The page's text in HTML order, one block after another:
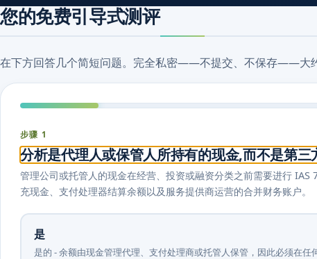
您的免费引导式测评
在下方回答几个简短问题。完全私密——不提交、不保存——大约
步骤 1
分析是代理人或保管人所持有的现金,而不是第三
管理公司或托管人的现金在经营、投资或融资分类之前需要进行
充现金、支付处理器结算余额以及服务提供商运营的合并财务账户。
是
是的 - 余额由现金管理代理、支付处理商或托管人保管，因此必须在任